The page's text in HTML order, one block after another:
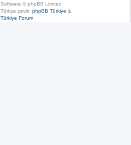
Software © phpBB Limited
Türkçe çeviri: phpBB Türkiye &
Türkiye Forum